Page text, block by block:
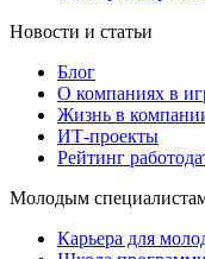
Новости и статьи
Блог
О компаниях в
Жизнь в
ИТ-проекты
Рейтинг
Молодым
Карьера для